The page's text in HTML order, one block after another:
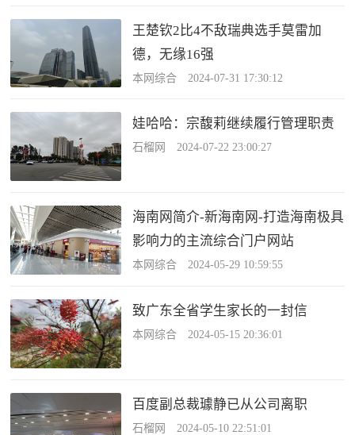
王楚钦2比4不敌瑞典选手莫雷加
德，无缘16强
本网综合 2024-07-31 17:30:12
娃哈哈：宗馥莉继续履行管理职责
石榴网 2024-07-22 23:00:27
海南网简介-新海南网-打造海南极具
影响力的主流综合门户网站
本网综合 2024-05-29 10:59:55
致广东全省学生家长的一封信
本网综合 2024-05-15 20:36:01
百度副总裁璩静已从公司离职
石榴网 2024-05-10 22:51:01